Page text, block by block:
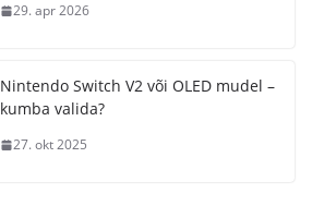
29. apr 2026
Nintendo Switch V2 või OLED mudel –
kumba valida?
27. okt 2025